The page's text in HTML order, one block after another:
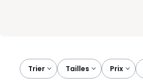
Trier tailles prix